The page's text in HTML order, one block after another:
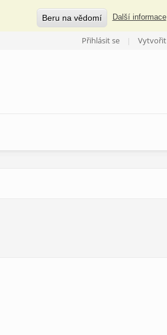
Beru na vědomí Další informace
Přihlásit se